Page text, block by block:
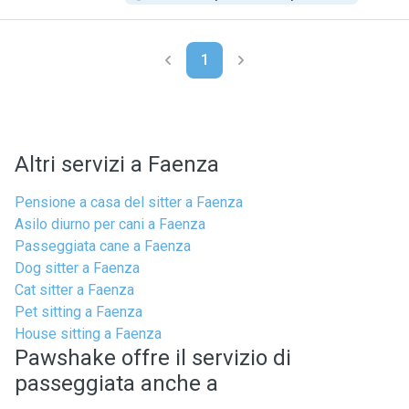
1
Altri servizi a Faenza
Pensione a casa del sitter a Faenza
Asilo diurno per cani a Faenza
Passeggiata cane a Faenza
Dog sitter a Faenza
Cat sitter a Faenza
Pet sitting a Faenza
House sitting a Faenza
Pawshake offre il servizio di
passeggiata anche a